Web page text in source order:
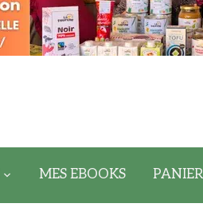
MES EBOOKS PANIER